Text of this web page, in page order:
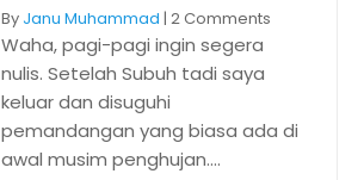
By Janu Muhammad | 2 Comments
Waha, pagi-pagi ingin segera
nulis. Setelah Subuh tadi saya
keluar dan disuguhi
pemandangan yang biasa ada di
awal musim penghujan....